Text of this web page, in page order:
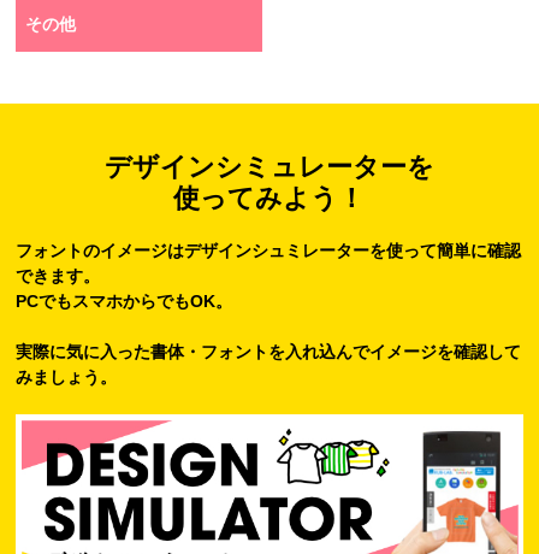
その他
デザインシミュレーターを
使ってみよう！
フォントのイメージはデザインシュミレーターを使って簡単に確認
できます。
PCでもスマホからでもOK。
実際に気に入った書体・フォントを入れ込んでイメージを確認して
みましょう。